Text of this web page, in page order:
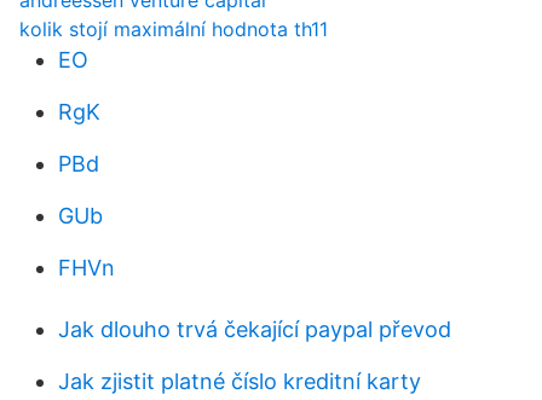
kolik stojí maximální hodnota th11
EO
RgK
PBd
GUb
FHVn
Jak dlouho trvá čekající paypal převod
Jak zjistit platné číslo kreditní karty